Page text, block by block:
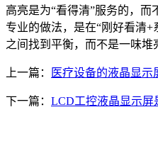
高亮是为“看得清”服务的，而
专业的做法，是在“刚好看清
之间找到平衡，而不是一味堆
上一篇： 医疗设备的液晶显示
下一篇： LCD工控液晶显示屏